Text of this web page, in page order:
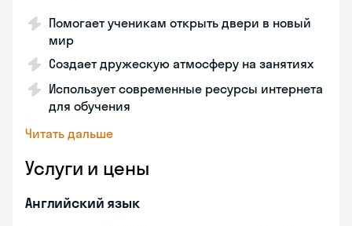
Помогает ученикам открыть двери в новый
мир
Создает дружескую атмосферу на занятиях
Использует современные ресурсы интернета
для обучения
Читать дальше
Услуги и цены
Английский язык